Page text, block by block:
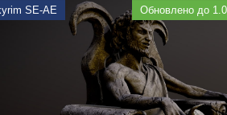
SE-AE Обновлено до